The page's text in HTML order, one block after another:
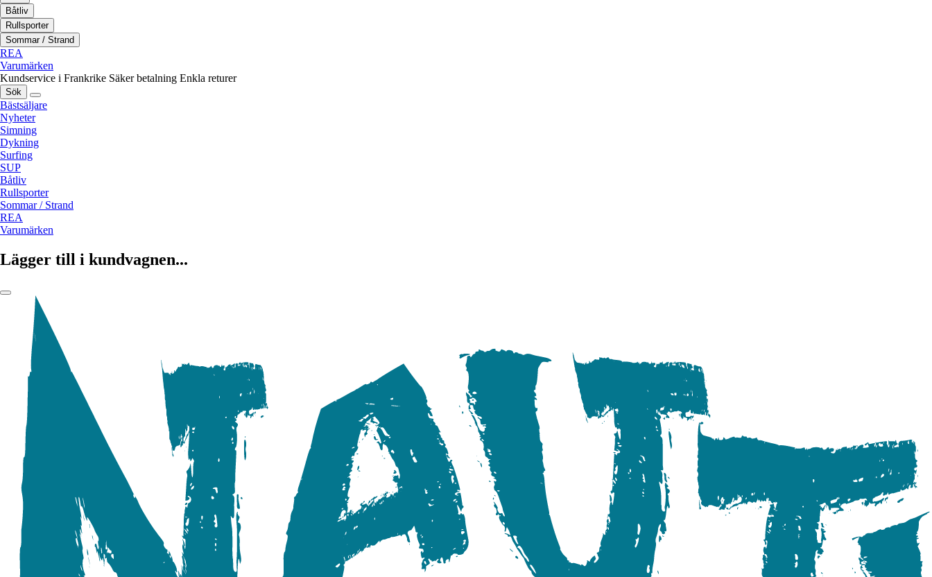
Båtliv
Rullsporter
Sommar / Strand
REA
Varumärken
Kundservice i Frankrike Säker betalning Enkla returer
Sök
Bästsäljare
Nyheter
Simning
Dykning
Surfing
SUP
Båtliv
Rullsporter
Sommar / Strand
REA
Varumärken
Lägger till i kundvagnen...